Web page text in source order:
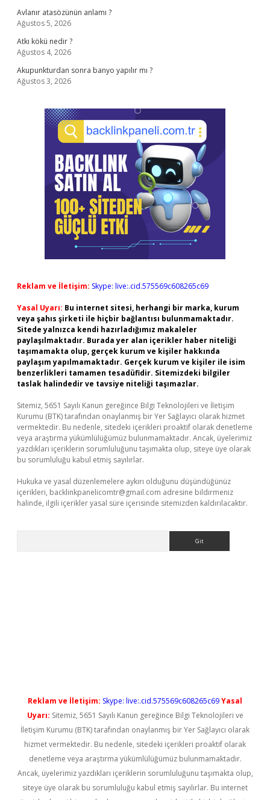
Avlanır atasözünün anlamı ?
Ağustos 5, 2026
Atkı kökü nedir ?
Ağustos 4, 2026
Akupunkturdan sonra banyo yapılır mı ?
Ağustos 3, 2026
Reklam ve İletişim: Skype: live:.cid.575569c608265c69
Yasal Uyarı: Bu internet sitesi, herhangi bir marka, kurum
veya şahıs şirketi ile hiçbir bağlantısı bulunmamaktadır.
Sitede yalnızca kendi hazırladığımız makaleler
paylaşılmaktadır. Burada yer alan içerikler haber niteliği
taşımamakta olup, gerçek kurum ve kişiler hakkında
paylaşım yapılmamaktadır. Gerçek kurum ve kişiler ile isim
benzerlikleri tamamen tesadüfidir. Sitemizdeki bilgiler
taslak halindedir ve tavsiye niteliği taşımazlar.
Sitemiz, 5651 Sayılı Kanun gereğince Bilgi Teknolojileri ve İletişim
Kurumu (BTK) tarafından onaylanmış bir Yer Sağlayıcı olarak hizmet
vermektedir. Bu nedenle, sitedeki içerikleri proaktif olarak denetleme
veya araştırma yükümlülüğümüz bulunmamaktadır. Ancak, üyelerimiz
yazdıkları içeriklerin sorumluluğunu taşımakta olup, siteye üye olarak
bu sorumluluğu kabul etmiş sayılırlar.
Hukuka ve yasal düzenlemelere aykırı olduğunu düşündüğünüz
içerikleri, backlinkpanelicomtr@gmail.com adresine bildirmeniz
halinde, ilgili içerikler yasal süre içerisinde sitemizden kaldırılacaktır.
Reklam ve İletişim: Skype: live:.cid.575569c608265c69Yasal
Uyarı: Sitemiz, 5651 Sayılı Kanun gereğince Bilgi Teknolojileri ve
İletişim Kurumu (BTK) tarafından onaylanmış bir Yer Sağlayıcı olarak
hizmet vermektedir. Bu nedenle, sitedeki içerikleri proaktif olarak
denetleme veya araştırma yükümlülüğümüz bulunmamaktadır.
Ancak, üyelerimiz yazdıkları içeriklerin sorumluluğunu taşımakta olup,
siteye üye olarak bu sorumluluğu kabul etmiş sayılırlar. Bu internet